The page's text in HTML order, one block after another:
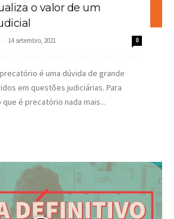
o valor de um
- 14 setembro, 2021 0
é uma dúvida de grande
em questões judiciárias. Para
que é precatório nada mais...